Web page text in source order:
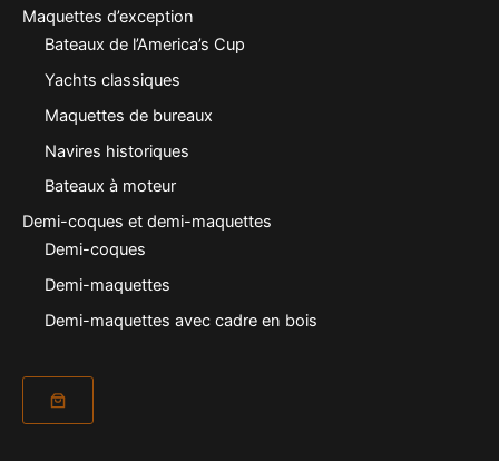
Maquettes d’exception
Bateaux de l’America’s Cup
Yachts classiques
Maquettes de bureaux
Navires historiques
Bateaux à moteur
Demi-coques et demi-maquettes
Demi-coques
Demi-maquettes
Demi-maquettes avec cadre en bois